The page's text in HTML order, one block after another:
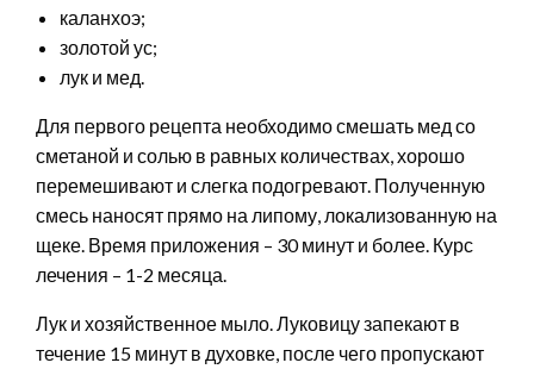
каланхоэ;
золотой ус;
лук и мед.
Для первого рецепта необходимо смешать мед со
сметаной и солью в равных количествах, хорошо
перемешивают и слегка подогревают. Полученную
смесь наносят прямо на липому, локализованную на
щеке. Время приложения – 30 минут и более. Курс
лечения – 1-2 месяца.
Лук и хозяйственное мыло. Луковицу запекают в
течение 15 минут в духовке, после чего пропускают